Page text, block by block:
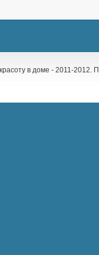
в доме - 2011-2012.